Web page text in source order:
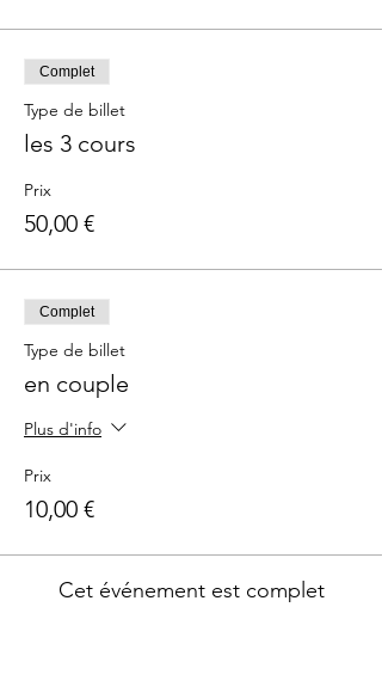
Complet
Type de billet
les 3 cours
Prix
50,00 €
Complet
Type de billet
en couple
Plus d'info
Prix
10,00 €
Cet événement est complet